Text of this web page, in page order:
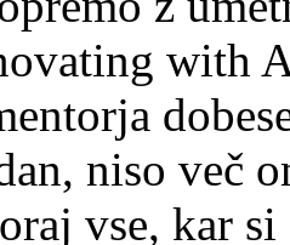
with
niso več
vse, kar